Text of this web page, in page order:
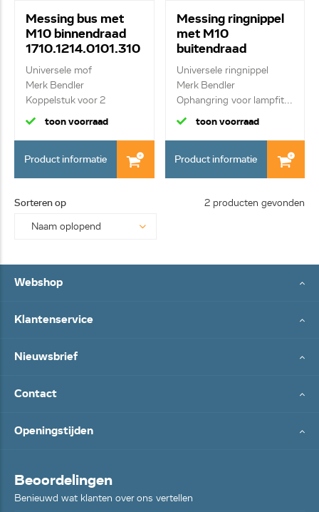
Messing bus met
M10 binnendraad
1710.1214.0101.310
3
Universele mof
Merk Bendler
Koppelstuk voor 2
draadeinden
toon voorraad
Product informatie
Messing ringnippel
met M10
buitendraad
2625.0027.0101.31
01
Universele ringnippel
Merk Bendler
Ophangring voor lampfit...
toon voorraad
Product informatie
Sorteren op 2 producten gevonden
Webshop
Klantenservice
Nieuwsbrief
Contact
Openingstijden
Beoordelingen
Benieuwd wat klanten over ons vertellen